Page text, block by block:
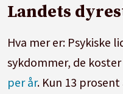
Landets
Hva mer er: Psykiske
sykdommer, de koster
per år. Kun 13